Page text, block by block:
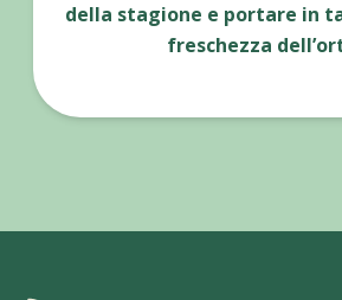
della stagione e portare in
freschezza